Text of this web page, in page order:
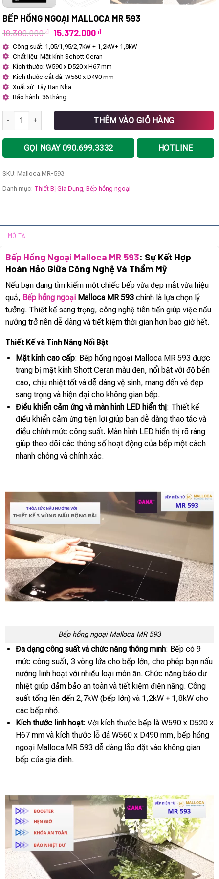
BẾP HỒNG NGOẠI MALLOCA MR 593
18.300.000₫ Giá
là:
18.300.000 ₫.
15.372.000₫Giá
hiện
tại
là:
15.372.000 ₫.
Công suất: 1,05/1,95/2,7kW + 1,2kW+ 1,8kW
Chất liệu: Mặt kính Schott Ceran
Kích thước: W590 x D520 x H67 mm
Kích thước cắt đá: W560 x D490 mm
Xuất xứ: Tây Ban Nha
Bảo hành: 36 tháng
Bếp hồng ngoại Malloca MR 593 số lượngTHÊM VÀO GIỎ HÀNG
GỌI NGAY 090.699.3332 HOTLINE
SKU: Malloca.MR-593
Danh mục: Thiết Bị Gia Dụng Bếp hồng ngoại
MÔ TẢ
Bếp Hồng Ngoại Malloca MR 593: Sự Kết Hợp
Hoàn Hảo Giữa Công Nghệ Và Thẩm Mỹ
Nếu bạn đang tìm kiếm một chiếc bếp vừa đẹp mắt vừa hiệu
quả, Bếp hồng ngoại Malloca MR 593 chính là lựa chọn lý
tưởng. Thiết kế sang trọng, công nghệ tiên tiến giúp việc nấu
nướng trở nên dễ dàng và tiết kiệm thời gian hơn bao giờ hết.
Thiết Kế và Tính Năng Nổi Bật
Mặt kính cao cấp: Bếp hồng ngoại Malloca MR 593 được
trang bị mặt kính Shott Ceran màu đen, nổi bật với độ bền
cao, chịu nhiệt tốt và dễ dàng vệ sinh, mang đến vẻ đẹp
sang trọng và hiện đại cho không gian bếp.
Điều khiển cảm ứng và màn hình LED hiển thị: Thiết kế
điều khiển cảm ứng tiện lợi giúp bạn dễ dàng thao tác và
điều chỉnh mức công suất. Màn hình LED hiển thị rõ ràng
giúp theo dõi các thông số hoạt động của bếp một cách
nhanh chóng và chính xác.
Bếp hồng ngoại Malloca MR 593
Đa dạng công suất và chức năng thông minh: Bếp có 9
mức công suất, 3 vòng lửa cho bếp lớn, cho phép bạn nấu
nướng linh hoạt với nhiều loại món ăn. Chức năng báo dư
nhiệt giúp đảm bảo an toàn và tiết kiệm điện năng. Công
suất tổng lên đến 2,7kW (bếp lớn) và 1,2kW + 1,8kW cho
các bếp nhỏ.
Kích thước linh hoạt: Với kích thước bếp là W590 x D520 x
H67 mm và kích thước lỗ đá W560 x D490 mm, bếp hồng
ngoại Malloca MR 593 dễ dàng lắp đặt vào không gian
bếp của gia đình.